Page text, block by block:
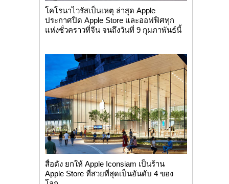
โคโรนาไวรัสเป็นเหตุ ล่าสุด Apple
ประกาศปิด Apple Store และออฟฟิศทุก
แห่งชั่วคราวที่จีน จนถึงวันที่ 9 กุมภาพันธ์นี้
สื่อดัง ยกให้ Apple Iconsiam เป็นร้าน
Apple Store ที่สวยที่สุดเป็นอันดับ 4 ของ